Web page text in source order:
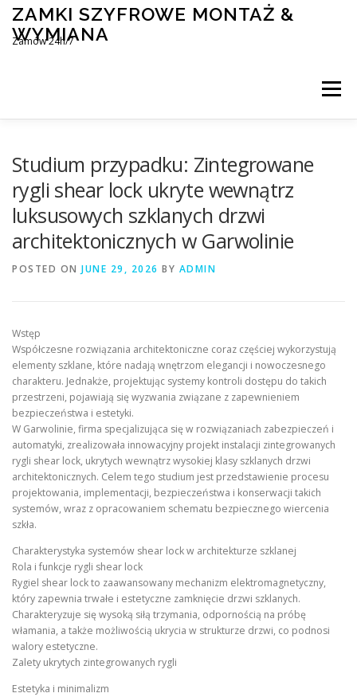
Skip
content
ZAMKI SZYFROWE MONTAŻ &
WYMIANA
Zamów 24h/7
Menu
BLOG KONTAKT
Studium przypadku: Zintegrowane
rygli shear lock ukryte wewnątrz
luksusowych szklanych drzwi
architektonicznych w Garwolinie
POSTED ON JUNE 29, 2026 BY ADMIN
Wstęp
Współczesne rozwiązania architektoniczne coraz częściej wykorzystują
elementy szklane, które nadają wnętrzom elegancji i nowoczesnego
charakteru. Jednakże, projektując systemy kontroli dostępu do takich
przestrzeni, pojawiają się wyzwania związane z zapewnieniem
bezpieczeństwa i estetyki.
W Garwolinie, firma specjalizująca się w rozwiązaniach zabezpieczeń i
automatyki, zrealizowała innowacyjny projekt instalacji zintegrowanych
rygli shear lock, ukrytych wewnątrz wysokiej klasy szklanych drzwi
architektonicznych. Celem tego studium jest przedstawienie procesu
projektowania, implementacji, bezpieczeństwa i konserwacji takich
systemów, wraz z opracowaniem schematu bezpiecznego wiercenia
szkła.
Charakterystyka systemów shear lock w architekturze szklanej
Rola i funkcje rygli shear lock
Rygiel shear lock to zaawansowany mechanizm elektromagnetyczny,
który zapewnia trwałe i estetyczne zamknięcie drzwi szklanych.
Charakteryzuje się wysoką siłą trzymania, odpornością na próbę
włamania, a także możliwością ukrycia w strukturze drzwi, co podnosi
walory estetyczne.
Zalety ukrytych zintegrowanych rygli
Estetyka i minimalizm